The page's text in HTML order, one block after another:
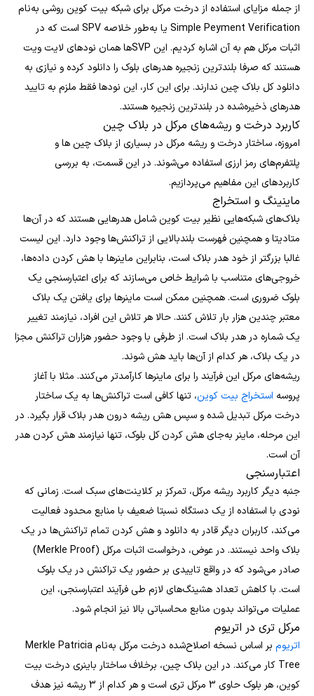
از جمله مزایای استفاده از درخت مرکل برای شبکه بیت کوین روشی به‌نام
Simple Peyment Verification یا به‌طور خلاصه SPV است که در
اثبات مرکل هم به آن اشاره کردیم. این SVPها همان نودهای لایت ویت
هستند که صرفا بلندترین زنجیره هدرهای بلوک را دانلود کرده و نیازی به
دانلود کل بلاک چین ندارند. برای این کار، این نودها فقط ملزم به تایید
هدرهای ذخیره‌شده در بلندترین زنجیره هستند.
کاربرد درخت و ریشه‌های مرکل در بلاک چین
امروزه، ساختار درخت و ریشه مرکل در بسیاری از بلاک چین ها و
پلتفرم‌های رمز ارزی استفاده می‌شوند. در این قسمت، به بررسی
کاربردهای این مفاهیم می‌پردازیم.
ماینینگ و استخراج
بلاک‌های شبکه‌هایی نظیر بیت کوین شامل هدرهایی هستند که در آن‌ها
متادیتا و همچنین فهرست بلندبالایی از تراکنش‌ها وجود دارد. این لیست
غالبا بزرگتر از خود هدر بلاک است، بنابراین ماینرها با هش کردن داده‌ها،
خروجی‌های متناسب با شرایط خاص می‌سازند که برای اعتبارسنجی یک
بلوک ضروری است. همچنین ممکن است ماینرها برای یافتن یک بلاک
معتبر چندین هزار بار تلاش کنند. حالا هر تلاش این افراد، نیازمند تغییر
یک شماره در هدر بلاک است. از طرفی با وجود حضور هزاران تراکنش مجزا
در یک بلاک، هر کدام از آن‌ها باید هش شوند.
ریشه‌های مرکل این فرآیند را برای ماینرها کارآمدتر می‌کنند. مثلا با آغاز
پروسه استخراج بیت کوین، تنها کافی است تراکنش‌ها به یک ساختار
درخت مرکل تبدیل شده و سپس هش ریشه درون هدر بلاک قرار بگیرد. در
این مرحله، ماینر به‌جای هش کردن کل بلوک، تنها نیازمند هش کردن هدر
آن است.
اعتبارسنجی
جنبه دیگر کاربرد ریشه مرکل، تمرکز بر کلاینت‌های سبک است. زمانی که
نودی با استفاده از یک دستگاه نسبتا ضعیف با منابع محدود فعالیت
می‌کند، کاربران دیگر قادر به دانلود و هش کردن تمام تراکنش‌ها در یک
بلاک واحد نیستند. در عوض، درخواست اثبات مرکل (Merkle Proof)
صادر می‌شود که در واقع تاییدی بر حضور یک تراکنش در یک بلوک
است. با کاهش تعداد هشینگ‌های لازم طی فرآیند اعتبارسنجی، این
عملیات می‌تواند بدون منابع محاسباتی بالا نیز انجام شود.
مرکل تری در اتریوم
اتریوم
بر اساس نسخه اصلاح‌شده درخت مرکل به‌نام Merkle Patricia
Tree کار می‌کند. در این بلاک چین، برخلاف ساختار باینری درخت بیت
کوین، هر بلوک حاوی 3 مرکل تری است و هر کدام از 3 ریشه نیز هدف